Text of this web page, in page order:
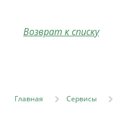
Возврат к списку
Главная Сервисы